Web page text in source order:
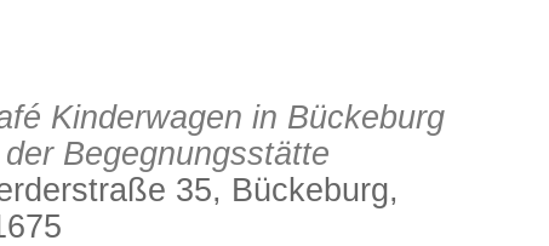
Kinderwagen in Bückeburg
Begegnungsstätte
35, Bückeburg,